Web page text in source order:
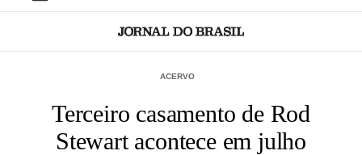
ACERVO
Terceiro casamento de Rod
Stewart acontece em julho